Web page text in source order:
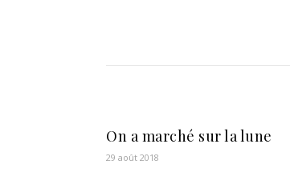
On a marché sur la lune
29 août 2018